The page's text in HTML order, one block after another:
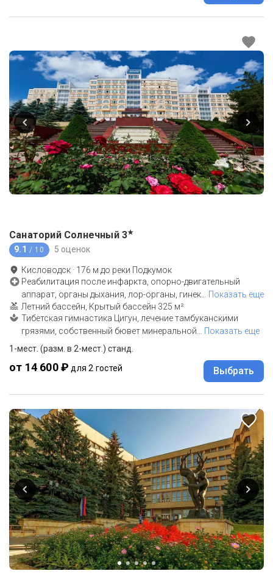
Санаторий Солнечный 3★
9.1 / 10 5 оценок
Кисловодск · 176 м до реки Подкумок
Реабилитация после инфаркта, опорно-двигательный
аппарат, органы дыхания, лор-органы, гинек
Показать еще
Летний бассейн, Крытый бассейн 325 м²
Тибетская гимнастика Цигун, лечение тамбуканскими
грязями, собственный бювет минеральной
Показать еще
1-мест. (разм. в 2-мест.) станд.
от 14 600 ₽ для 2 гостей Выбрать